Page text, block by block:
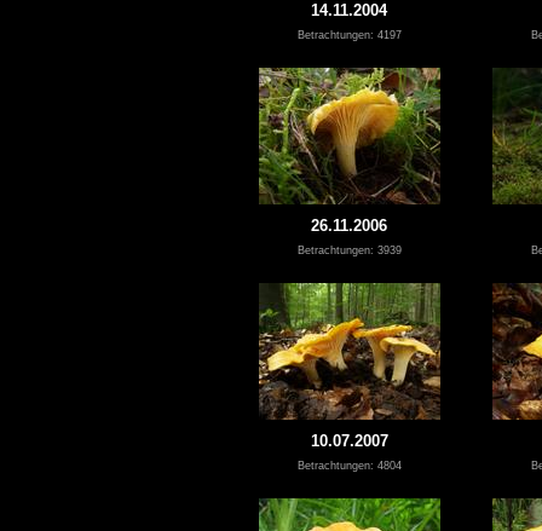
14.11.2004
Betrachtungen: 4197
26.11.2006
Betrachtungen: 3939
10.07.2007
Betrachtungen: 4804